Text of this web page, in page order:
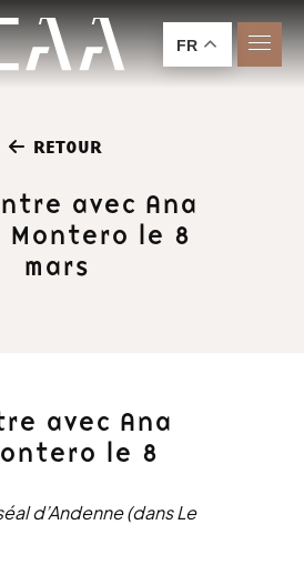
RETOUR
avec Ana
Montero le 8
mars
avec Ana
le 8
d’Andenne (dans Le
FR